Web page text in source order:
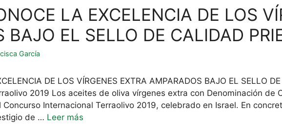
LA EXCELENCIA DE LOS
BAJO EL SELLO DE CALIDAD
García
DE LOS VÍRGENES EXTRA AMPARADOS BAJO EL SELLO
2019 Los aceites de oliva vírgenes extra con Denominación de
Internacional Terraolivo 2019, celebrado en Israel. En
de … Leer más